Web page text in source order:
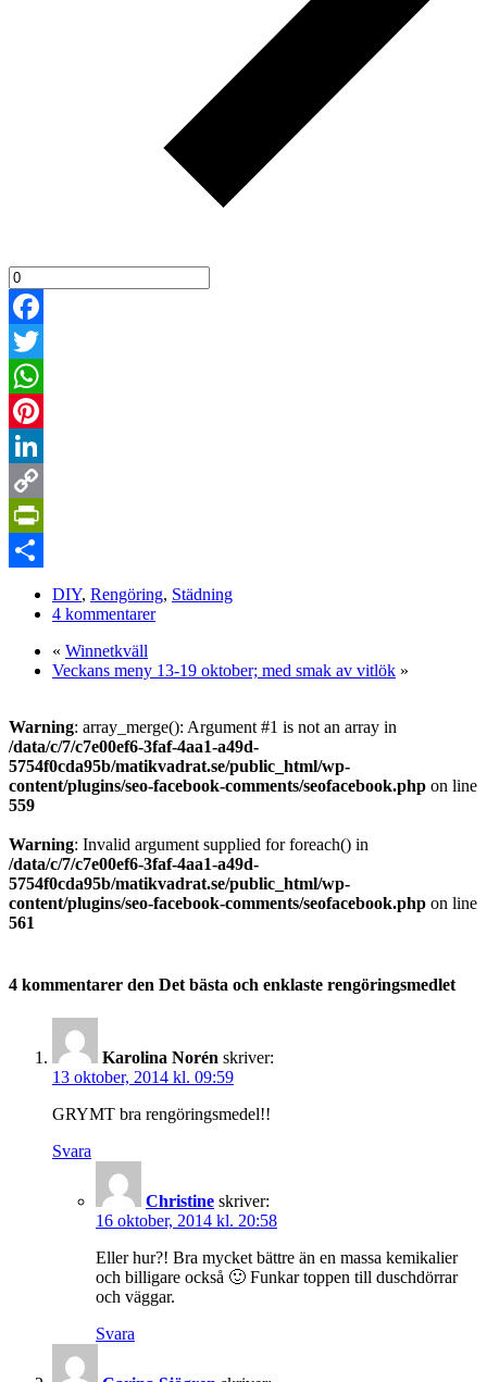
Facebook
Twitter
WhatsApp
Pinterest
LinkedIn
Copy
Link
PrintFriendly
DIY, Rengöring, Städning
4 kommentarer
« Winnetkväll
Veckans meny 13-19 oktober; med smak av vitlök »
Warning: array_merge(): Argument #1 is not an array in
/data/c/7/c7e00ef6-3faf-4aa1-a49d-
5754f0cda95b/matikvadrat.se/public_html/wp-
content/plugins/seo-facebook-comments/seofacebook.php on line
559
Warning: Invalid argument supplied for foreach() in
/data/c/7/c7e00ef6-3faf-4aa1-a49d-
5754f0cda95b/matikvadrat.se/public_html/wp-
content/plugins/seo-facebook-comments/seofacebook.php on line
561
4 kommentarer den Det bästa och enklaste rengöringsmedlet
Karolina Norén skriver:
13 oktober, 2014 kl. 09:59
GRYMT bra rengöringsmedel!!
Svara
Christine skriver:
16 oktober, 2014 kl. 20:58
Eller hur?! Bra mycket bättre än en massa kemikalier
och billigare också 🙂 Funkar toppen till duschdörrar
och väggar.
Svara